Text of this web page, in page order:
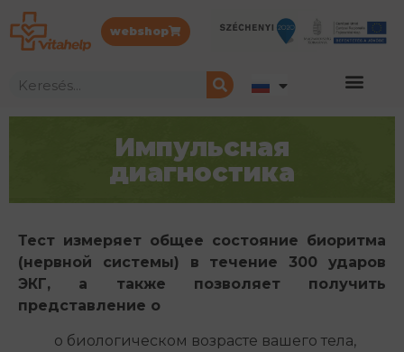
webshop
Импульсная
диагностика
Тест измеряет общее состояние биоритма
(нервной системы) в течение 300 ударов
ЭКГ, а также позволяет получить
представление о
о биологическом возрасте вашего тела,